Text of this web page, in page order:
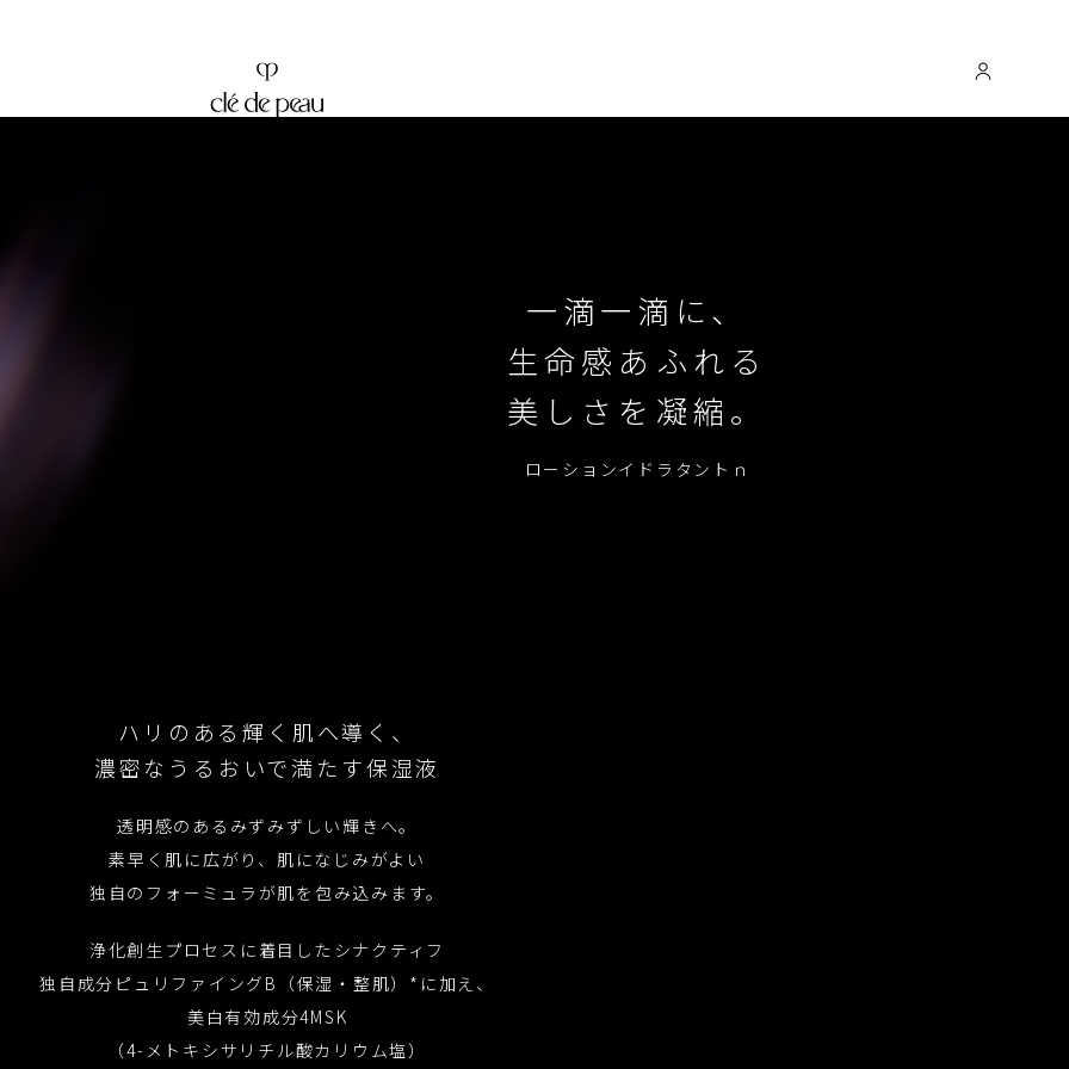
一滴一滴に、
生命感あふれる
美しさを凝縮。
ローションイドラタントｎ
ハリのある輝く肌へ導く、
濃密なうるおいで満たす保湿液
透明感のあるみずみずしい輝きへ。
素早く肌に広がり、肌になじみがよい
独自のフォーミュラが肌を包み込みます。
浄化創生プロセスに着目したシナクティフ
独自成分ピュリファイングB（保湿・整肌）*に加え、
美白有効成分4MSK
（4-メトキシサリチル酸カリウム塩）